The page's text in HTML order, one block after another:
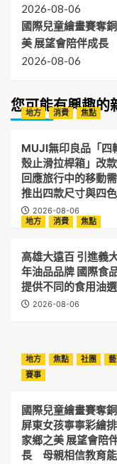
2026-08-06
國際兒童繪畫賽奪
美 展望會陪伴成長
2026-08-06
您可能有興趣的
地方 消費 焦點
MUJI無印良品「四
殼止滑拉桿箱」改
回應旅行中的移動需
推出四款尺寸與四
2026-08-06
地方
消費 焦點
高雄大遠百 引進義
年油品品牌 國際食
提供不同的食用油
2026-08-06
地方 焦點 社團
賽事
國際兒童繪畫賽奪
屏東女孩寧寧彩繪
家鄉之美 展望會陪
長 母親相信教育